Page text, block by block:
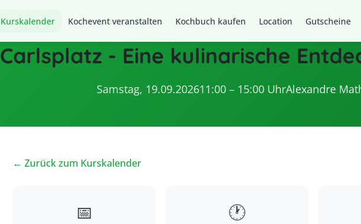
Kurskalender Kochevent veranstalten Kochbuch kaufen Location Gutscheine
Carlsplatz - Eine kulinarische
Samstag, 19.09.202611:00 – 15:00 UhrAlexandre
← Zurück zum Kurskalender
📅 🕐